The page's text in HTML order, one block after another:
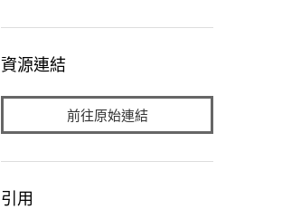
資源連結
前往原始連結
引用